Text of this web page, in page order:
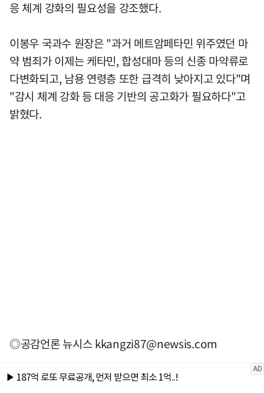
응 체계 강화의 필요성을 강조했다.
이봉우 국과수 원장은 "과거 메트암페타민 위주였던 마
약 범죄가 이제는 케타민, 합성대마 등의 신종 마약류로
다변화되고, 남용 연령층 또한 급격히 낮아지고 있다"며
"감시 체계 강화 등 대응 기반의 공고화가 필요하다"고
밝혔다.
◎공감언론 뉴시스kkangzi87@newsis.com